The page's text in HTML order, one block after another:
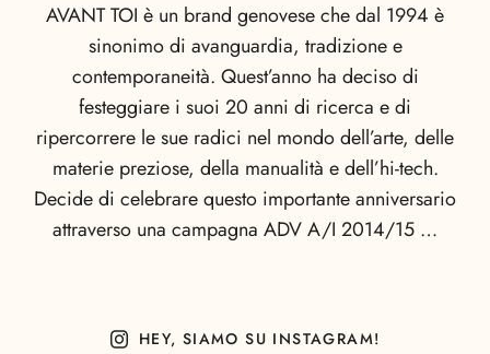
AVANT TOI è un brand genovese che dal 1994 è
sinonimo di avanguardia, tradizione e
contemporaneità. Quest’anno ha deciso di
festeggiare i suoi 20 anni di ricerca e di
ripercorrere le sue radici nel mondo dell’arte, delle
materie preziose, della manualità e dell’hi-tech.
Decide di celebrare questo importante anniversario
attraverso una campagna ADV A/I 2014/15 …
HEY, SIAMO SU INSTAGRAM!